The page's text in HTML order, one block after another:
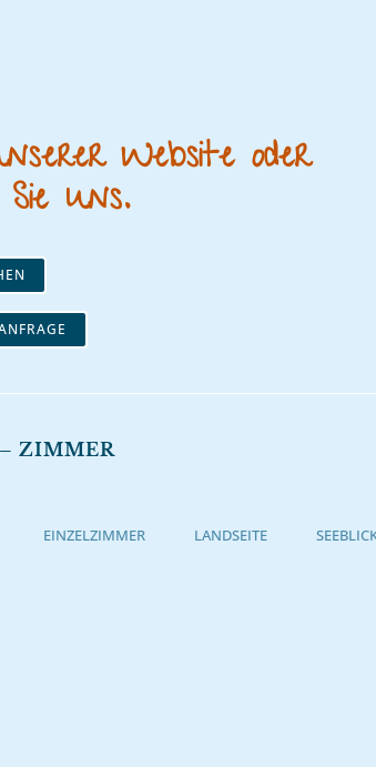
Website oder
uns.
ZIMMER
EINZELZIMMER LANDSEITE